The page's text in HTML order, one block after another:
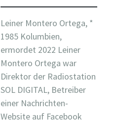
Leiner Montero Ortega, *
1985 Kolumbien,
ermordet 2022 Leiner
Montero Ortega war
Direktor der Radiostation
SOL DIGITAL, Betreiber
einer Nachrichten-
Website auf Facebook